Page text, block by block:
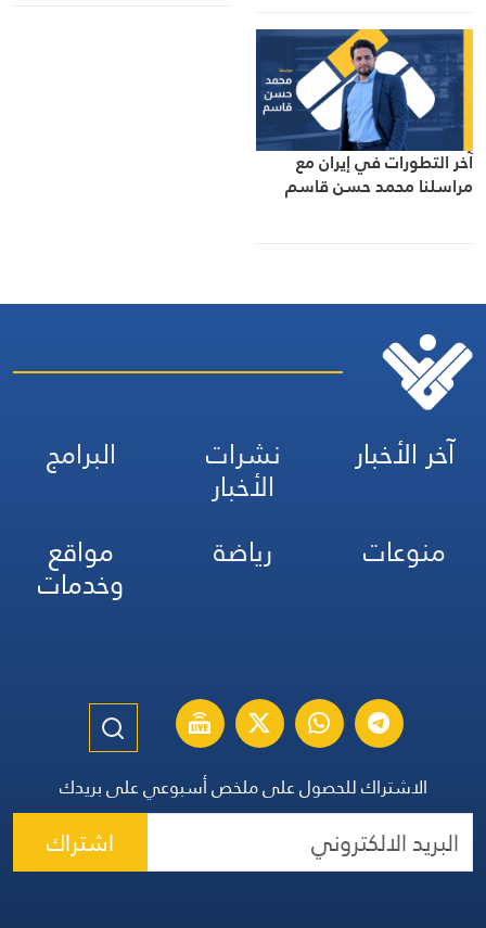
آخر التطورات في إيران مع
مراسلنا محمد حسن قاسم
آخر الأخبار نشرات
الأخبار
البرامج
منوعات
رياضة مواقع
وخدمات
الاشتراك للحصول على ملخص أسبوعي على بريدك
اشتراك